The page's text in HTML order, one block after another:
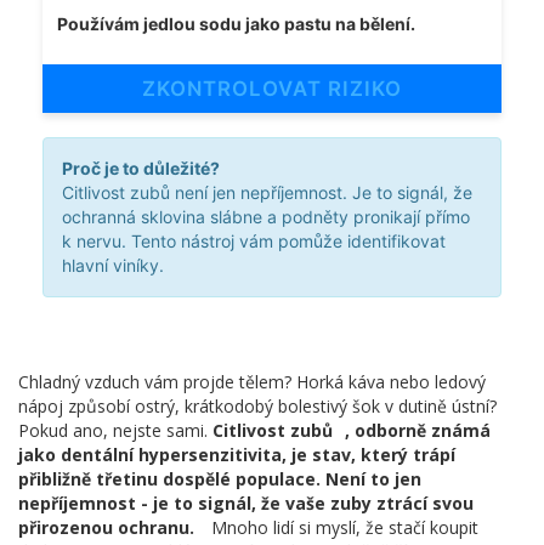
Používám jedlou sodu jako pastu na bělení.
ZKONTROLOVAT RIZIKO
Proč je to důležité?
Citlivost zubů není jen nepříjemnost. Je to signál, že
ochranná sklovina slábne a podněty pronikají přímo
k nervu. Tento nástroj vám pomůže identifikovat
hlavní viníky.
Chladný vzduch vám projde tělem? Horká káva nebo ledový
nápoj způsobí ostrý, krátkodobý bolestivý šok v dutině ústní?
Pokud ano, nejste sami. Citlivost zubů
, odborně známá
jako dentální hypersenzitivita, je stav, který trápí
přibližně třetinu dospělé populace. Není to jen
nepříjemnost - je to signál, že vaše zuby ztrácí svou
přirozenou ochranu.
Mnoho lidí si myslí, že stačí koupit